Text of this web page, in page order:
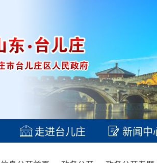
走进台儿庄 新闻中